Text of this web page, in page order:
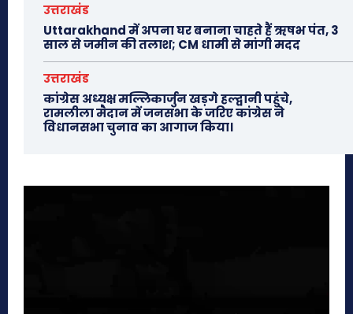
उत्तराखंड
Uttarakhand में अपना घर बनाना चाहते हैं ऋषभ पंत, 3
साल से जमीन की तलाश; CM धामी से मांगी मदद
उत्तराखंड
कांग्रेस अध्यक्ष मल्लिकार्जुन खड़गे हल्द्वानी पहुंचे,
रामलीला मैदान में जनसभा के जरिए कांग्रेस ने
विधानसभा चुनाव का आगाज किया।